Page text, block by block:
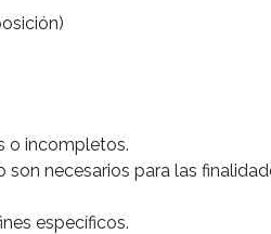
o incompletos.
necesarios para las
específicos.